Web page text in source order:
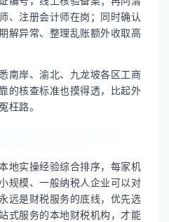
、注册会计师在岗；同时确认
解异常、整理乱账额外收取高
南岸、渝北、九龙坡各区工商
的核查标准也摸得透，比起外
枉路。
地实操经验综合排序，每家机
规模、一般纳税人企业可以对
远是财税服务的底线，优先选
式服务的本地财税机构，才能